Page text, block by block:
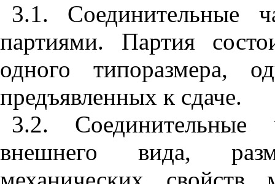
3.1. Соединительные
партиями. Партия
одного типоразмера,
предъявленных к сдаче.
3.2. Соединительные
внешнего вида,